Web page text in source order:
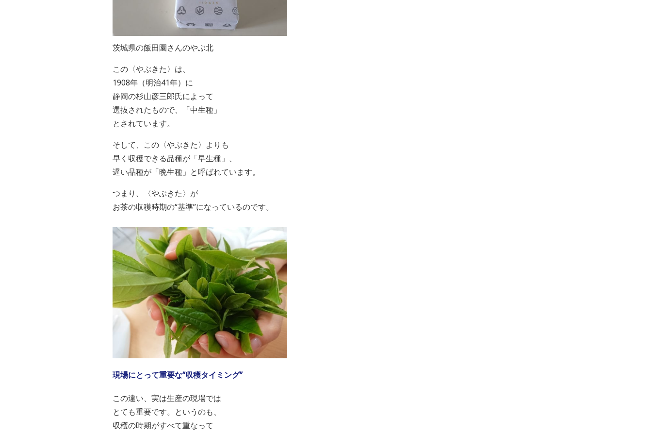
茨城県の飯田園さんのやぶ北
この〈やぶきた〉は、
1908年（明治41年）に
静岡の杉山彦三郎氏によって
選抜されたもので、「中生種」
とされています。
そして、この〈やぶきた〉よりも
早く収穫できる品種が「早生種」、
遅い品種が「晩生種」と呼ばれています。
つまり、〈やぶきた〉が
お茶の収穫時期の“基準”になっているのです。
現場にとって重要な“収穫タイミング”
この違い、実は生産の現場では
とても重要です。というのも、
収穫の時期がすべて重なって